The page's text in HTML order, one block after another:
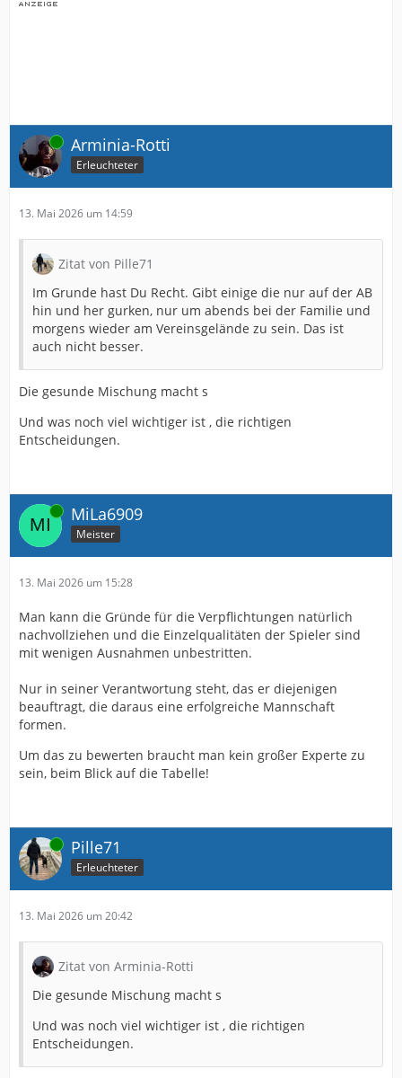
Online Arminia-Rotti
Erleuchteter
13. Mai 2026 um 14:59
Zitat von Pille71
Im Grunde hast Du Recht. Gibt einige die nur auf der AB
hin und her gurken, nur um abends bei der Familie und
morgens wieder am Vereinsgelände zu sein. Das ist
auch nicht besser.
Die gesunde Mischung macht s
Und was noch viel wichtiger ist , die richtigen
Entscheidungen.
Online MiLa6909
Meister
13. Mai 2026 um 15:28
Man kann die Gründe für die Verpflichtungen natürlich
nachvollziehen und die Einzelqualitäten der Spieler sind
mit wenigen Ausnahmen unbestritten.
Nur in seiner Verantwortung steht, das er diejenigen
beauftragt, die daraus eine erfolgreiche Mannschaft
formen.
Um das zu bewerten braucht man kein großer Experte zu
sein, beim Blick auf die Tabelle!
Online Pille71
Erleuchteter
13. Mai 2026 um 20:42
Zitat von Arminia-Rotti
Die gesunde Mischung macht s
Und was noch viel wichtiger ist , die richtigen
Entscheidungen.